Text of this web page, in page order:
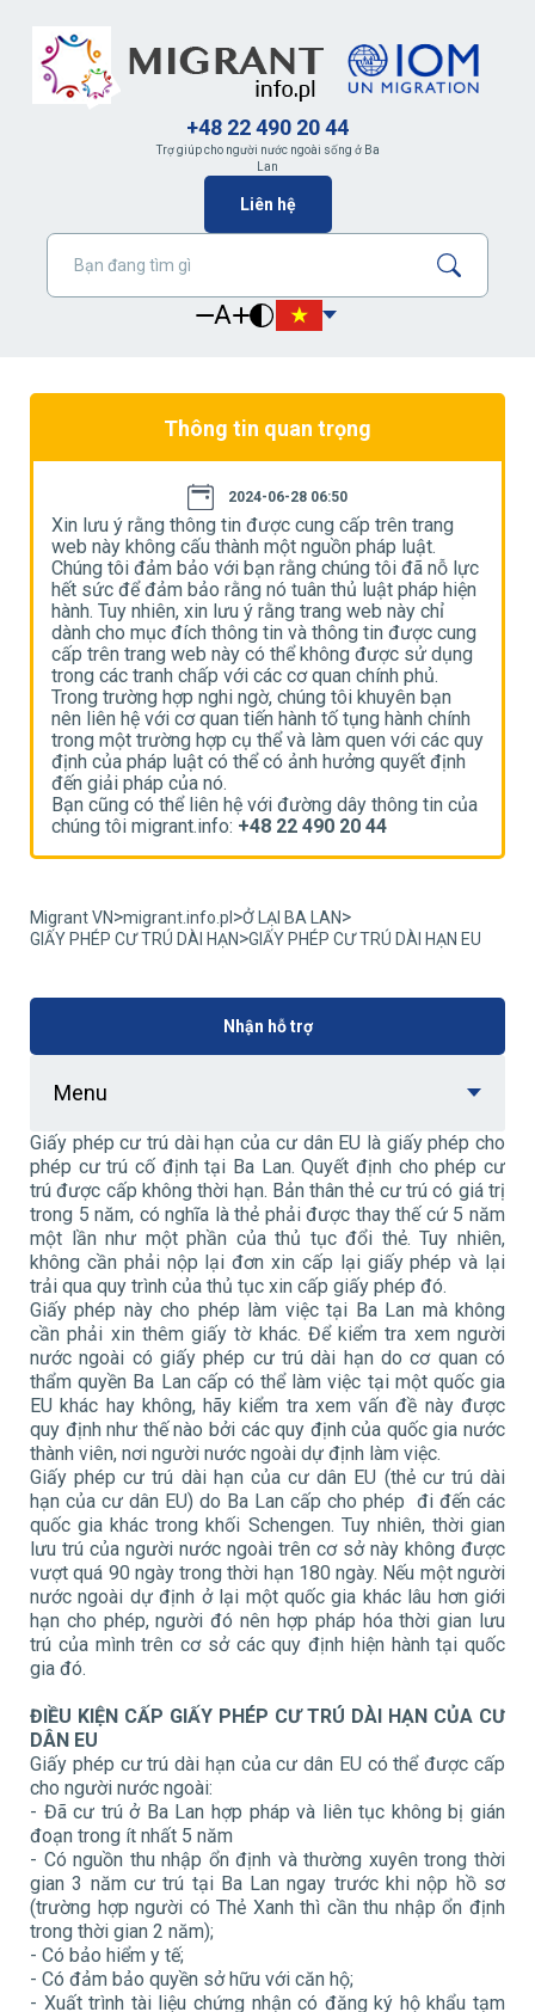
+48 22 490 20 44
Trợ giúp cho người nước ngoài sống ở Ba
Lan
Liên hệ
A
Thông tin quan trọng
2024-06-28 06:50
Xin lưu ý rằng thông tin được cung cấp trên trang
web này không cấu thành một nguồn pháp luật.
Chúng tôi đảm bảo với bạn rằng chúng tôi đã nỗ lực
hết sức để đảm bảo rằng nó tuân thủ luật pháp hiện
hành. Tuy nhiên, xin lưu ý rằng trang web này chỉ
dành cho mục đích thông tin và thông tin được cung
cấp trên trang web này có thể không được sử dụng
trong các tranh chấp với các cơ quan chính phủ.
Trong trường hợp nghi ngờ, chúng tôi khuyên bạn
nên liên hệ với cơ quan tiến hành tố tụng hành chính
trong một trường hợp cụ thể và làm quen với các quy
định của pháp luật có thể có ảnh hưởng quyết định
đến giải pháp của nó.
Bạn cũng có thể liên hệ với đường dây thông tin của
chúng tôi migrant.info: +48 22 490 20 44
Migrant VN>migrant.info.pl >Ở LẠI BA LAN>
GIẤY PHÉP CƯ TRÚ DÀI HẠN>GIẤY PHÉP CƯ TRÚ DÀI HẠN EU
Nhận hỗ trợ
Menu
Giấy phép cư trú dài hạn của cư dân EU là giấy phép cho
phép cư trú cố định tại Ba Lan. Quyết định cho phép cư
trú được cấp không thời hạn. Bản thân thẻ cư trú có giá trị
trong 5 năm, có nghĩa là thẻ phải được thay thế cứ 5 năm
một lần như một phần của thủ tục đổi thẻ. Tuy nhiên,
không cần phải nộp lại đơn xin cấp lại giấy phép và lại
trải qua quy trình của thủ tục xin cấp giấy phép đó.
Giấy phép này cho phép làm việc tại Ba Lan mà không
cần phải xin thêm giấy tờ khác. Để kiểm tra xem người
nước ngoài có giấy phép cư trú dài hạn do cơ quan có
thẩm quyền Ba Lan cấp có thể làm việc tại một quốc gia
EU khác hay không, hãy kiểm tra xem vấn đề này được
quy định như thế nào bởi các quy định của quốc gia nước
thành viên, nơi người nước ngoài dự định làm việc.
Giấy phép cư trú dài hạn của cư dân EU (thẻ cư trú dài
hạn của cư dân EU) do Ba Lan cấp cho phép đi đến các
quốc gia khác trong khối Schengen. Tuy nhiên, thời gian
lưu trú của người nước ngoài trên cơ sở này không được
vượt quá 90 ngày trong thời hạn 180 ngày. Nếu một người
nước ngoài dự định ở lại một quốc gia khác lâu hơn giới
hạn cho phép, người đó nên hợp pháp hóa thời gian lưu
trú của mình trên cơ sở các quy định hiện hành tại quốc
gia đó.
ĐIỀU KIỆN CẤP GIẤY PHÉP CƯ TRÚ DÀI HẠN CỦA CƯ
DÂN EU
Giấy phép cư trú dài hạn của cư dân EU có thể được cấp
cho người nước ngoài:
- Đã cư trú ở Ba Lan hợp pháp và liên tục không bị gián
đoạn trong ít nhất 5 năm
- Có nguồn thu nhập ổn định và thường xuyên trong thời
gian 3 năm cư trú tại Ba Lan ngay trước khi nộp hồ sơ
(trường hợp người có Thẻ Xanh thì cần thu nhập ổn định
trong thời gian 2 năm);
- Có bảo hiểm y tế;
- Có đảm bảo quyền sở hữu với căn hộ;
- Xuất trình tài liệu chứng nhận có đăng ký hộ khẩu tạm